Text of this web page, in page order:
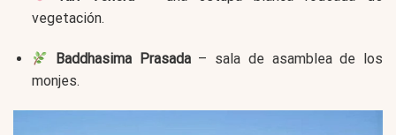
vegetación.
Baddhasima Prasada– sala de asamblea de los
monjes.